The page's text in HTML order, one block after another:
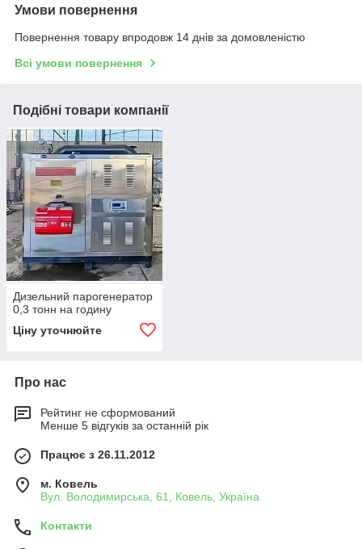
Умови повернення
Повернення товару впродовж 14 днів за домовленістю
Всі умови повернення
Подібні товари компанії
Дизельний парогенератор
0,3 тонн на годину
Ціну уточнюйте
Про нас
Рейтинг не сформований
Менше 5 відгуків за останній рік
Працює з 26.11.2012
м. Ковель
Вул. Володимирська, 61, Ковель, Україна
Контакти